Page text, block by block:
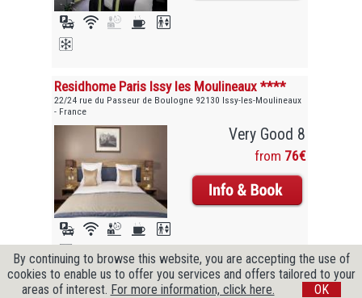
Residhome Paris Issy les Moulineaux ****
22/24 rue du Passeur de Boulogne 92130 Issy-les-Moulineaux
- France
Very Good 8
from 76€
By continuing to browse this website, you are accepting the use of
cookies to enable us to offer you services and offers tailored to your
areas of interest. For more information, click here. OK